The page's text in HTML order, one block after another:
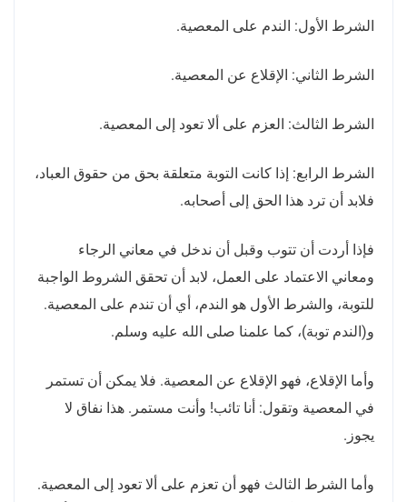
الشرط الأول: الندم على المعصية.
الشرط الثاني: الإقلاع عن المعصية.
الشرط الثالث: العزم على ألا تعود إلى المعصية.
الشرط الرابع: إذا كانت التوبة متعلقة بحق من حقوق العباد،
فلابد أن ترد هذا الحق إلى أصحابه.
فإذا أردت أن تتوب وقبل أن ندخل في معاني الرجاء
ومعاني الاعتماد على العمل، لابد أن تحقق الشروط الواجبة
للتوبة، والشرط الأول هو الندم، أي أن تندم على المعصية.
و(الندم توبة)، كما علمنا صلى الله عليه وسلم.
وأما الإقلاع، فهو الإقلاع عن المعصية. فلا يمكن أن تستمر
في المعصية وتقول: أنا تائب! وأنت مستمر . هذا نفاق لا
يجوز .
وأما الشرط الثالث فهو أن تعزم على ألا تعود إلى المعصية.